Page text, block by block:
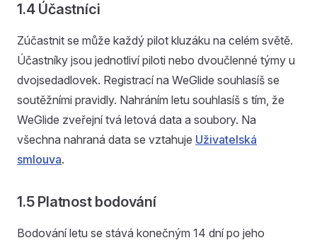
1.4 Účastníci
Zúčastnit se může každý pilot kluzáku na celém světě.
Účastníky jsou jednotliví piloti nebo dvoučlenné týmy u
dvojsedadlovek. Registrací na WeGlide souhlasíš se
soutěžními pravidly. Nahráním letu souhlasíš s tím, že
WeGlide zveřejní tvá letová data a soubory. Na
všechna nahraná data se vztahuje Uživatelská
smlouva.
1.5 Platnost bodování
Bodování letu se stává konečným 14 dní po jeho